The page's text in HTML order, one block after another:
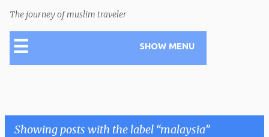
The journey of muslim traveler
☰ SHOW MENU
Showing posts with the label malaysia